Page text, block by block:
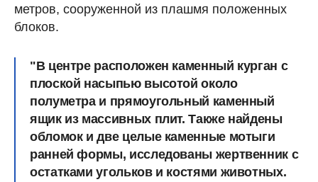
метров, сооруженной из плашмя положенных
блоков.
"В центре расположен каменный курган с
плоской насыпью высотой около
полуметра и прямоугольный каменный
ящик из массивных плит. Также найдены
обломок и две целые каменные мотыги
ранней формы, исследованы жертвенник с
остатками угольков и костями животных.